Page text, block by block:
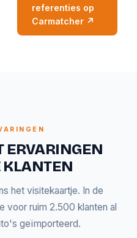
referenties op
Carmatcher ↗
ERVARINGEN
KLANTEN
het visitekaartje. In de
voor ruim 2.500 klanten al
geïmporteerd.